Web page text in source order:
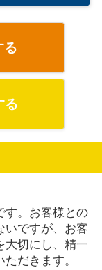
る
る
す。お客様との
いですが、お客
大切にし、精一
だきます。